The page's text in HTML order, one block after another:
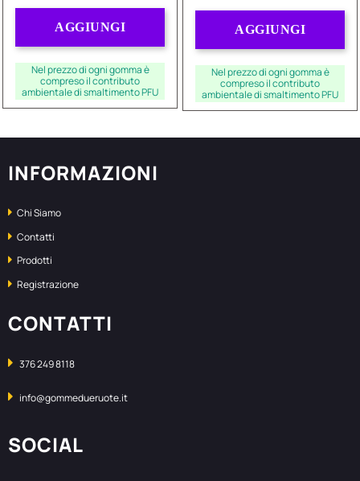
AGGIUNGI
Nel prezzo di ogni gomma è
compreso il contributo
ambientale di smaltimento PFU
AGGIUNGI
Nel prezzo di ogni gomma è
compreso il contributo
ambientale di smaltimento PFU
INFORMAZIONI
Chi Siamo
Contatti
Prodotti
Registrazione
CONTATTI
376 249 8118
info@gommedueruote.it
SOCIAL